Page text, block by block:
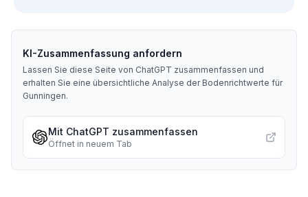
KI-Zusammenfassung anfordern
Lassen Sie diese Seite von ChatGPT zusammenfassen und
erhalten Sie eine übersichtliche Analyse der Bodenrichtwerte für
Gunningen.
Mit ChatGPT zusammenfassen
Öffnet in neuem Tab